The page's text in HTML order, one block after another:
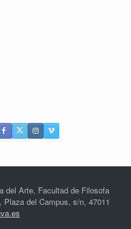
del Arte, Facultad de Filosofa
del Campus, s/n, 47011